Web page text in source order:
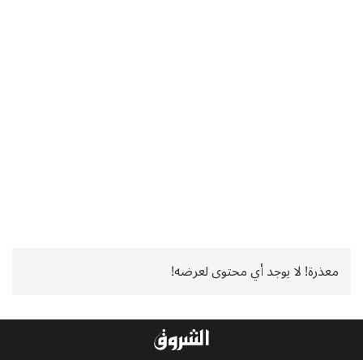
معذرة! لا يوجد أي محتوى لعرضه!